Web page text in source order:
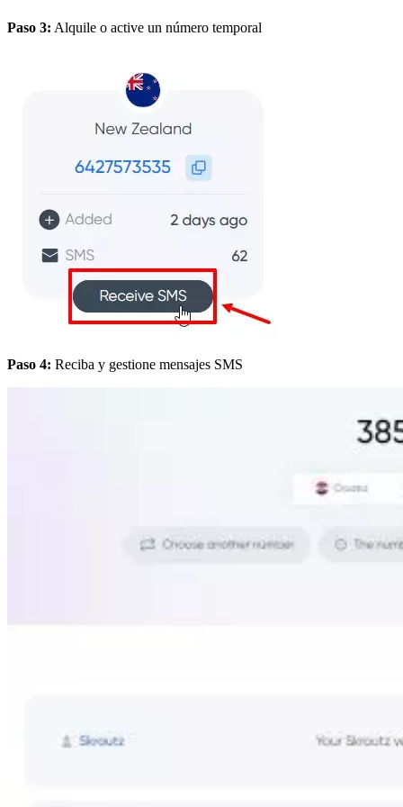
Paso 3: Alquile o active un número temporal
Paso 4: Reciba y gestione mensajes SMS